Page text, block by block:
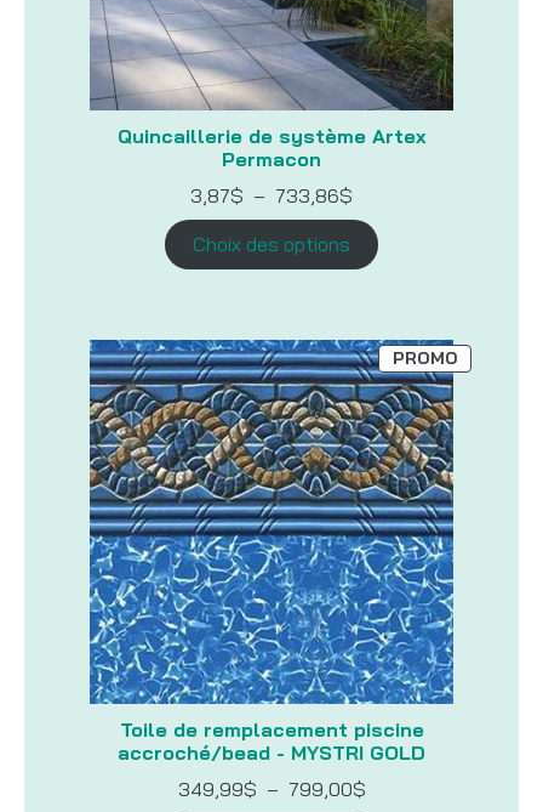
Quincaillerie de système Artex
Permacon
3,87$ – 733,86$
prix :
3,87$
à
Choix des options
Toile de remplacement piscine
accroché/bead - MYSTRI GOLD
PROMOPRODUIT
EN
349,99$ – 799,00$Plage